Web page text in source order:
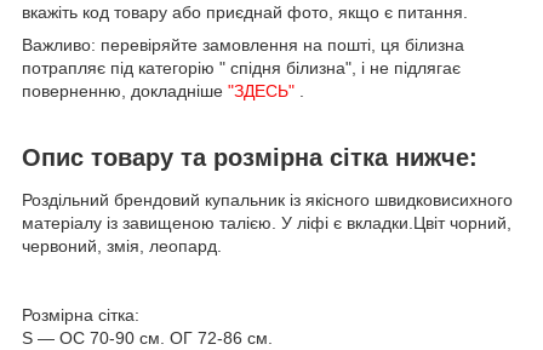
вкажіть код товару або приєднай фото, якщо є питання.
Важливо: перевіряйте замовлення на пошті, ця білизна
потрапляє під категорію " спідня білизна", і не підлягає
поверненню, докладніше "ЗДЕСЬ"
Опис товару та розмірна сітка нижче:
Роздільний брендовий купальник із якісного швидковисихного
матеріалу із завищеною талією. У ліфі є вкладки.Цвіт чорний,
червоний, змія, леопард.
Розмірна сітка:
S — ОС 70-90 см. ОГ 72-86 см.